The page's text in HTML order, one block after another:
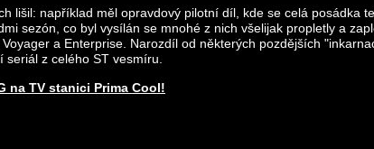
lišil: například měl opravdový pilotní díl, kde se celá posádka
sezón, co byl vysílán se mnohé z nich všelijak propletly a
a Enterprise. Narozdíl od některých pozdějších
seriál z celého ST vesmíru.
na TV stanici Prima Cool!